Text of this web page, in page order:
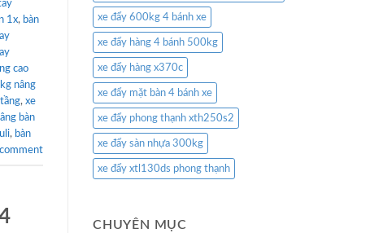
1x, bàn
cao
nâng
, xe
bàn
, bàn
comment
xe đẩy 600kg 4 bánh xe
xe đẩy hàng 4 bánh 500kg
xe đẩy hàng x370c
xe đẩy mặt bàn 4 bánh xe
xe đẩy phong thạnh xth250s2
xe đẩy sàn nhựa 300kg
xe đẩy xtl130ds phong thạnh
CHUYÊN MỤC